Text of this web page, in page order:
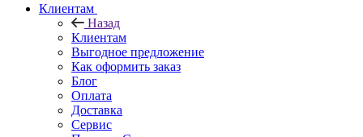
Клиентам
Назад
Клиентам
Выгодное предложение
Как оформить заказ
Блог
Оплата
Доставка
Сервис